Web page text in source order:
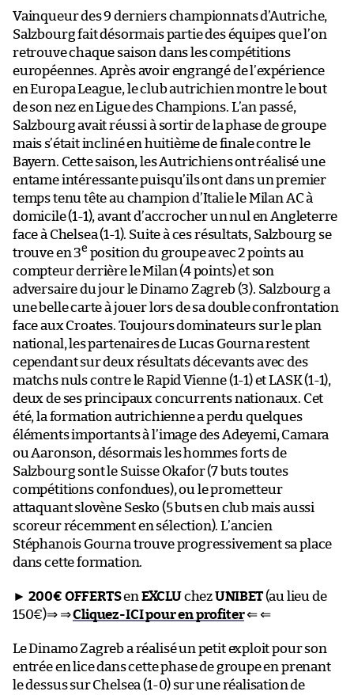
Vainqueur des 9 derniers championnats d’Autriche,
Salzbourg fait désormais partie des équipes que l’on
retrouve chaque saison dans les compétitions
européennes. Après avoir engrangé de l’expérience
en Europa League, le club autrichien montre le bout
de son nez en Ligue des Champions. L’an passé,
Salzbourg avait réussi à sortir de la phase de groupe
mais s’était incliné en huitième de finale contre le
Bayern. Cette saison, les Autrichiens ont réalisé une
entame intéressante puisqu’ils ont dans un premier
temps tenu tête au champion d’Italie le Milan AC à
domicile (1-1), avant d’accrocher un nul en Angleterre
face à Chelsea (1-1). Suite à ces résultats, Salzbourg se
trouve en 3e position du groupe avec 2 points au
compteur derrière le Milan (4 points) et son
adversaire du jour le Dinamo Zagreb (3). Salzbourg a
une belle carte à jouer lors de sa double confrontation
face aux Croates. Toujours dominateurs sur le plan
national, les partenaires de Lucas Gourna restent
cependant sur deux résultats décevants avec des
matchs nuls contre le Rapid Vienne (1-1) et LASK (1-1),
deux de ses principaux concurrents nationaux. Cet
été, la formation autrichienne a perdu quelques
éléments importants à l’image des Adeyemi, Camara
ou Aaronson, désormais les hommes forts de
Salzbourg sont le Suisse Okafor (7 buts toutes
compétitions confondues), ou le prometteur
attaquant slovène Sesko (5 buts en club mais aussi
scoreur récemment en sélection). L’ancien
Stéphanois Gourna trouve progressivement sa place
dans cette formation.
► 200€ OFFERTSen EXCLUchezUNIBET(au lieu de
150€)⇒ ⇒Cliquez-ICI pour en profiter⇐ ⇐
Le Dinamo Zagreb a réalisé un petit exploit pour son
entrée en lice dans cette phase de groupe en prenant
le dessus sur Chelsea (1-0) sur une réalisation de